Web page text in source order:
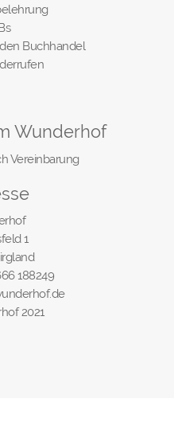
Buchhandel
Wunderhof
Vereinbarung
1
188249
2021